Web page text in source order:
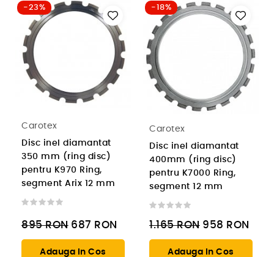
-23%
Carotex
Disc inel diamantat
350 mm (ring disc)
pentru K970 Ring,
segment Arix 12 mm
895RON 687 RON
Adauga In Cos
-18%
Carotex
Disc inel diamantat
400mm (ring disc)
pentru K7000 Ring,
segment 12 mm
1.165RON 958 RON
Adauga In Cos